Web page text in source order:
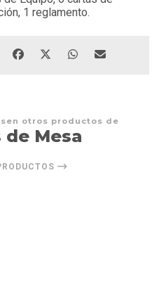
1 reglamento.
otros productos de
de Mesa